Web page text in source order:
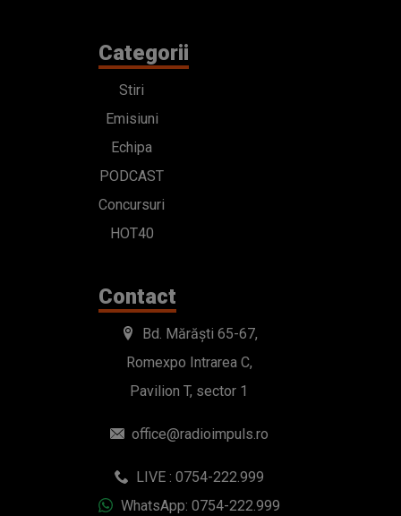
Categorii
Stiri
Emisiuni
Echipa
PODCAST
Concursuri
HOT40
Contact
Bd. Mărăști 65-67,
Romexpo Intrarea C,
Pavilion T, sector 1
office@radioimpuls.ro
LIVE : 0754-222.999
WhatsApp: 0754-222.999